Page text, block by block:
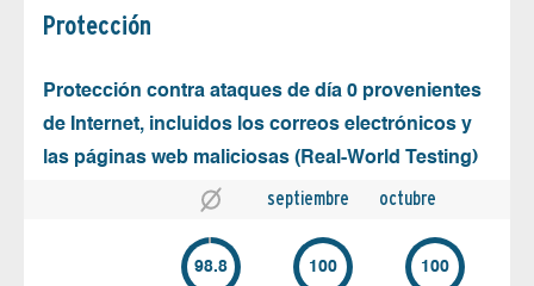
Protección
Protección contra ataques de día 0 provenientes
de Internet, incluidos los correos electrónicos y
las páginas web maliciosas (Real-World Testing)
septiembre octubre
98.8 100 100